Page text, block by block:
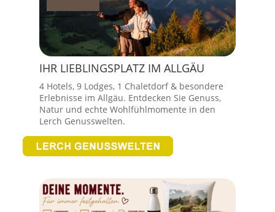
IHR LIEBLINGSPLATZ IM ALLGÄU
4 Hotels, 9 Lodges, 1 Chaletdorf & besondere
Erlebnisse im Allgäu. Entdecken Sie Genuss,
Natur und echte Wohlfühlmomente in den
Lerch Genusswelten.